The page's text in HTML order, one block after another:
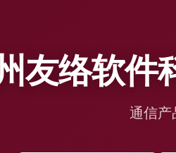
友络软件
通信产